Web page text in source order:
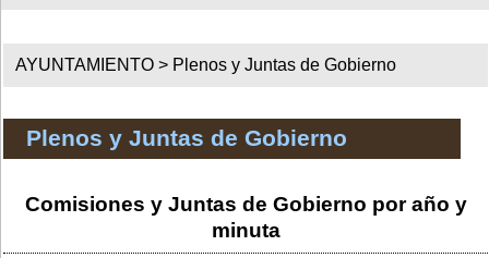
AYUNTAMIENTO > Plenos y Juntas de Gobierno
Plenos y Juntas de Gobierno
Comisiones y Juntas de Gobierno por año y
minuta